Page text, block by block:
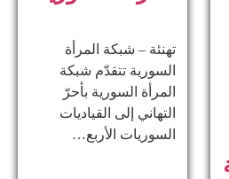
تهنئة – شبكة المرأة
السورية تتقدّم شبكة
المرأة السورية بأحرّ
التهاني إلى القياديات
السوريات الأربع…